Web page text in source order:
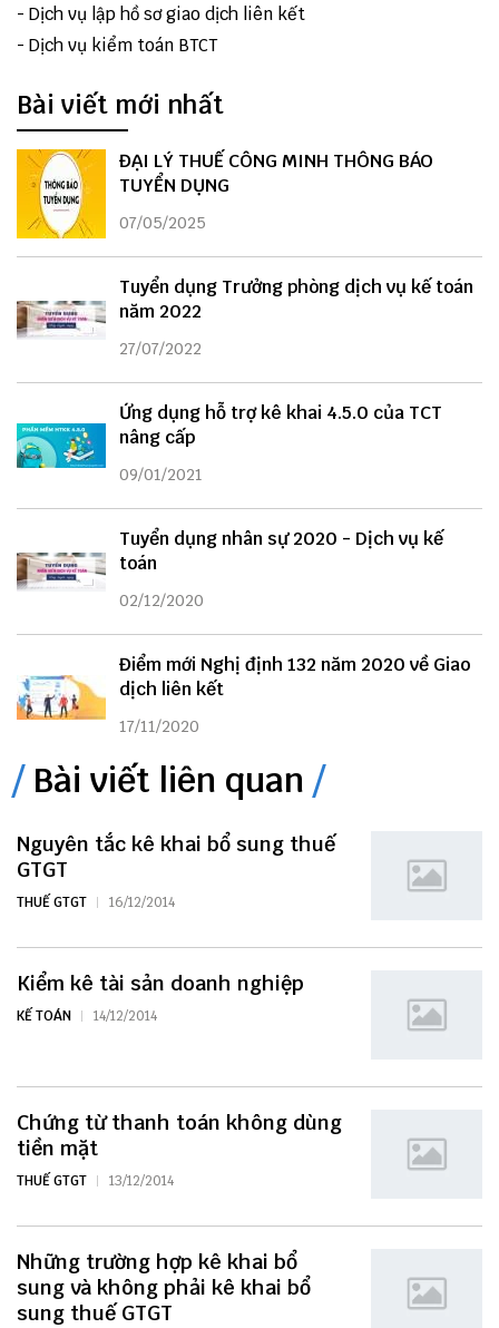
- Dịch vụ lập hồ sơ giao dịch liên kết
- Dịch vụ kiểm toán BTCT
Bài viết mới nhất
ĐẠI LÝ THUẾ CÔNG MINH THÔNG BÁO
TUYỂN DỤNG
07/05/2025
Tuyển dụng Trưởng phòng dịch vụ kế toán
năm 2022
27/07/2022
Ứng dụng hỗ trợ kê khai 4.5.0 của TCT
nâng cấp
09/01/2021
Tuyển dụng nhân sự 2020 - Dịch vụ kế
toán
02/12/2020
Điểm mới Nghị định 132 năm 2020 về Giao
dịch liên kết
17/11/2020
Bài viết liên quan
Nguyên tắc kê khai bổ sung thuế
GTGT
THUẾ GTGT 16/12/2014
Kiểm kê tài sản doanh nghiệp
KẾ TOÁN 14/12/2014
Chứng từ thanh toán không dùng
tiền mặt
THUẾ GTGT 13/12/2014
Những trường hợp kê khai bổ
sung và không phải kê khai bổ
sung thuế GTGT